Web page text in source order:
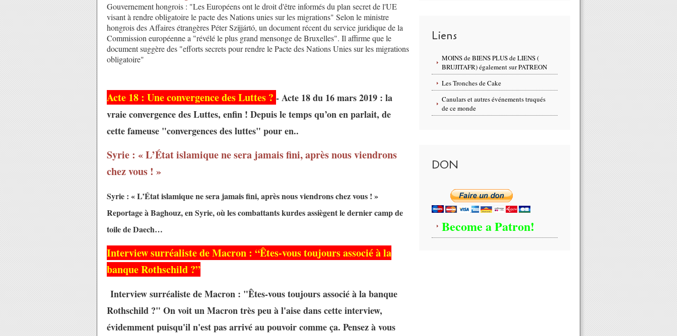
Gouvernement hongrois : "Les Européens ont le droit d'être informés du plan secret de l'UE
visant à rendre obligatoire le pacte des Nations unies sur les migrations" Selon le ministre
hongrois des Affaires étrangères Péter Szijjártó, un document récent du service juridique de la
Commission européenne a "révélé le plus grand mensonge de Bruxelles". Il affirme que le
document suggère des "efforts secrets pour rendre le Pacte des Nations Unies sur les migrations
obligatoire"
Acte 18 : Une convergence des Luttes ? - Acte 18 du 16 mars 2019 : la
vraie convergence des Luttes, enfin ! Depuis le temps qu’on en parlait, de
cette fameuse "convergences des luttes" pour en..
Syrie : « L’État islamique ne sera jamais fini, après nous viendrons
chez vous ! »
Syrie : « L’État islamique ne sera jamais fini, après nous viendrons chez vous ! »
Reportage à Baghouz, en Syrie, où les combattants kurdes assiègent le dernier camp de
toile de Daech…
Interview surréaliste de Macron : “Êtes-vous toujours associé à la
banque Rothschild ?”
Interview surréaliste de Macron : "Êtes-vous toujours associé à la banque
Rothschild ?" On voit un Macron très peu à l'aise dans cette interview,
évidemment puisqu'il n'est pas arrivé au pouvoir comme ça. Pensez à vous
Liens
MOINS de BIENS PLUS de LIENS (
BRUJITAFR) également sur PATREON
Les Tronches de Cake
Canulars et autres événements truqués
de ce monde
DON
Become a Patron!